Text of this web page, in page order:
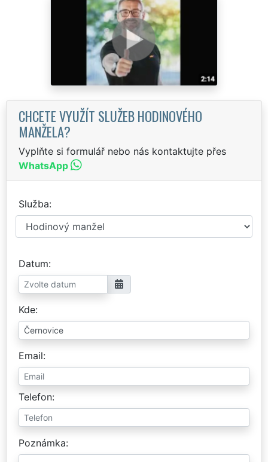
CHCETE VYUŽÍT SLUŽEB HODINOVÉHO
MANŽELA?
Vyplňte si formulář nebo nás kontaktujte přes
WhatsApp
Služba
Datum
Kde
Email
Telefon
Poznámka